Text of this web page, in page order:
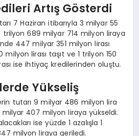
Artış Gösterdi
7 Haziran itibarıyla 3 milyar 55
trilyon 689 milyar 714 milyon liraya
447 milyar 351 milyon lirası
lirası taşıt ve 1 trilyon 150
ise ihtiyaç kredilerinden oluştu.
Yükseliş
tutarı 9 milyar 486 milyon lira
milyar 407 milyon liraya yükseldi.
ise yüzde 1 azalışla 1
milyon liraya geriledi.